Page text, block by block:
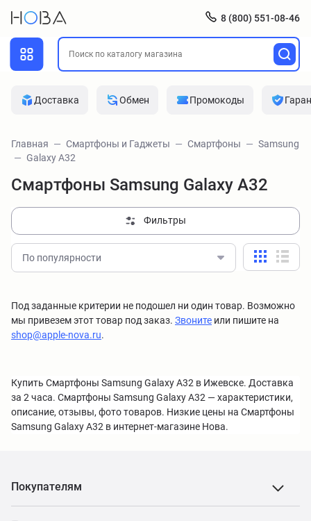
8 (800) 551-08-46
Доставка Обмен Промокоды
Главная Смартфоны и Гаджеты Смартфоны
Samsung
Galaxy A32
Смартфоны Samsung Galaxy A32
Фильтры
По популярности
Под заданные критерии не подошел ни один товар. Возможно
мы привезем этот товар под заказ. Звоните или пишите на
shop@apple-nova.ru.
Купить Смартфоны Samsung Galaxy A32 в Ижевске. Доставка
за 2 часа. Смартфоны Samsung Galaxy A32 — характеристики,
описание, отзывы, фото товаров. Низкие цены на Смартфоны
Samsung Galaxy A32 в интернет-магазине Нова.
Покупателям